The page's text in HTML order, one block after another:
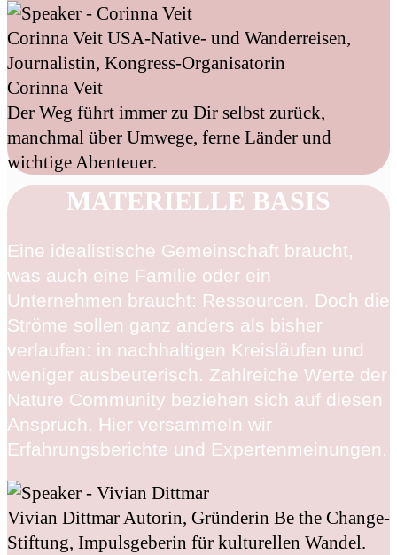
Corinna Veit USA-Native- und Wanderreisen,
Journalistin, Kongress-Organisatorin
Corinna Veit
Der Weg führt immer zu Dir selbst zurück,
manchmal über Umwege, ferne Länder und
wichtige Abenteuer.
MATERIELLE BASIS
Eine idealistische Gemeinschaft braucht,
was auch eine Familie oder ein
Unternehmen braucht: Ressourcen. Doch die
Ströme sollen ganz anders als bisher
verlaufen: in nachhaltigen Kreisläufen und
weniger ausbeuterisch. Zahlreiche Werte der
Nature Community beziehen sich auf diesen
Anspruch. Hier versammeln wir
Erfahrungsberichte und Expertenmeinungen.
Vivian DittmarAutorin, Gründerin Be the Change-
Stiftung, Impulsgeberin für kulturellen Wandel.